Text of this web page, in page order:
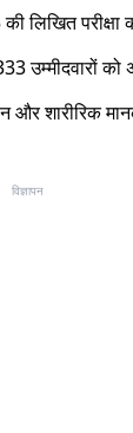
लिखित परीक्षा
उम्मीदवारों
शारीरिक
विज्ञापन